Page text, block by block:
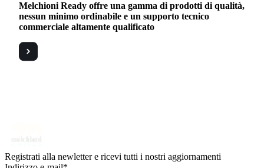
Melchioni Ready offre una gamma di prodotti di qualità,
nessun minimo ordinabile e un supporto tecnico
commerciale altamente qualificato
Registrati alla newletter e ricevi tutti i nostri aggiornamenti